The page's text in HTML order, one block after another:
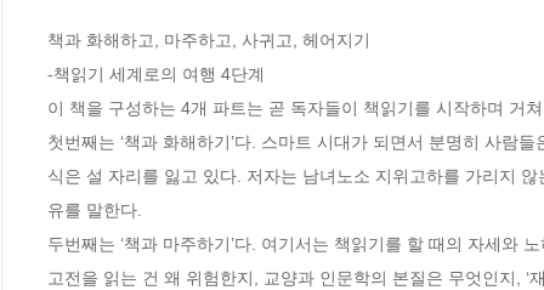
책과 화해하고, 마주하고, 사귀고, 헤어지기
-책읽기 세계로의 여행 4단계
이 책을 구성하는 4개 파트는 곧 독자들이 책읽기를 시작하며 거
첫번째는 ‘책과 화해하기’다. 스마트 시대가 되면서 분명히 사람
식은 설 자리를 잃고 있다. 저자는 남녀노소 지위고하를 가리지
유를 말한다.
두번째는 ‘책과 마주하기’다. 여기서는 책읽기를 할 때의 자세와
고전을 읽는 건 왜 위험한지, 교양과 인문학의 본질은 무엇인지, ‘